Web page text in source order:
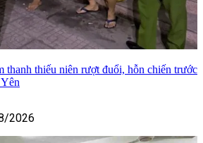
thanh thiếu niên rượt đuổi, hỗn chiến trước
2026